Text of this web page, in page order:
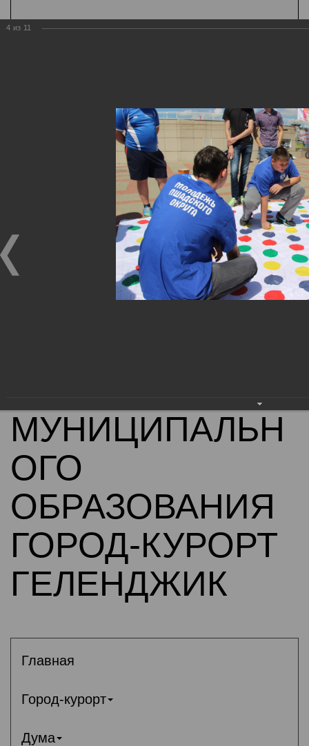
А
Ц Ц
Дополнительно
МУНИЦИПАЛЬН
ОГО
ОБРАЗОВАНИЯ
ГОРОД-КУРОРТ
ГЕЛЕНДЖИК
Главная
Город-курорт
Дума
4 из 11